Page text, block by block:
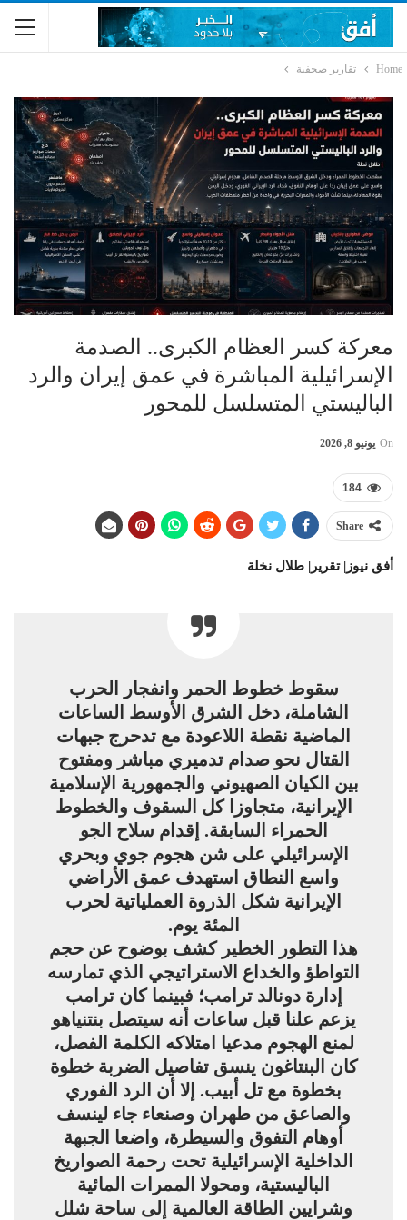
Home تقارير صحفية
معركة كسر العظام الكبرى.. الصدمة
الإسرائيلية المباشرة في عمق إيران والرد
الباليستي المتسلسل للمحور
On يونيو 8, 2026
184
Share
أفق نيوز|تقرير| طلال نخلة
سقوط خطوط الحمر وانفجار الحرب
الشاملة، دخل الشرق الأوسط الساعات
الماضية نقطة اللاعودة مع تدحرج جبهات
القتال نحو صدام تدميري مباشر ومفتوح
بين الكيان الصهيوني والجمهورية الإسلامية
الإيرانية، متجاوزا كل السقوف والخطوط
الحمراء السابقة. إقدام سلاح الجو
الإسرائيلي على شن هجوم جوي وبحري
واسع النطاق استهدف عمق الأراضي
الإيرانية شكل الذروة العملياتية لحرب
المئة يوم.
هذا التطور الخطير كشف بوضوح عن حجم
التواطؤ والخداع الاستراتيجي الذي تمارسه
إدارة دونالد ترامب؛ فبينما كان ترامب
يزعم علنا قبل ساعات أنه سيتصل بنتنياهو
لمنع الهجوم مدعيا امتلاكه الكلمة الفصل،
كان البنتاغون ينسق تفاصيل الضربة خطوة
بخطوة مع تل أبيب. إلا أن الرد الفوري
والصاعق من طهران وصنعاء جاء لينسف
أوهام التفوق والسيطرة، واضعا الجبهة
الداخلية الإسرائيلية تحت رحمة الصواريخ
الباليستية، ومحولا الممرات المائية
وشرايين الطاقة العالمية إلى ساحة شلل